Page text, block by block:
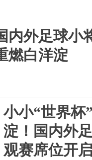
内外足球小
燃白洋淀
小小“世界杯
淀！国内外
观赛席位开